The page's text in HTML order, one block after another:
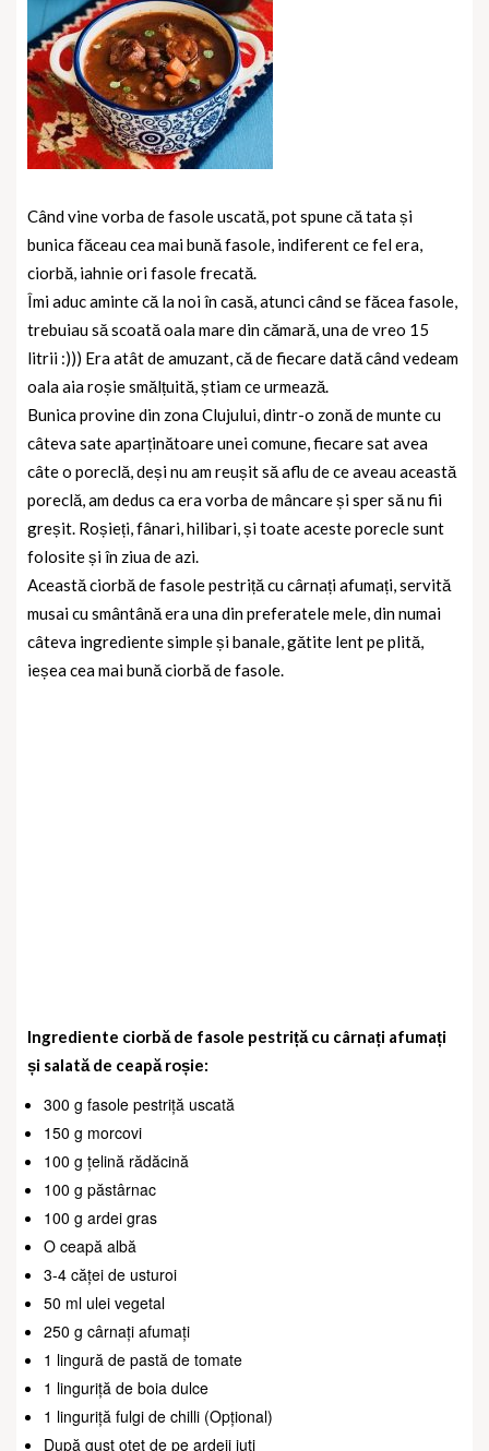
Când vine vorba de fasole uscată, pot spune că tata și
bunica făceau cea mai bună fasole, indiferent ce fel era,
ciorbă, iahnie ori fasole frecată.
Îmi aduc aminte că la noi în casă, atunci când se făcea fasole,
trebuiau să scoată oala mare din cămară, una de vreo 15
litrii :))) Era atât de amuzant, că de fiecare dată când vedeam
oala aia roșie smălțuită, știam ce urmează.
Bunica provine din zona Clujului, dintr-o zonă de munte cu
câteva sate aparținătoare unei comune, fiecare sat avea
câte o poreclă, deși nu am reușit să aflu de ce aveau această
poreclă, am dedus ca era vorba de mâncare și sper să nu fii
greșit. Roșieți, fânari, hilibari, și toate aceste porecle sunt
folosite și în ziua de azi.
Această ciorbă de fasole pestriță cu cârnați afumați, servită
musai cu smântână era una din preferatele mele, din numai
câteva ingrediente simple și banale, gătite lent pe plită,
ieșea cea mai bună ciorbă de fasole.
Ingrediente ciorbă de fasole pestriță cu cârnați afumați
și salată de ceapă roșie:
300 g fasole pestriță uscată
150 g morcovi
100 g țelină rădăcină
100 g păstârnac
100 g ardei gras
O ceapă albă
3-4 căței de usturoi
50 ml ulei vegetal
250 g cârnați afumați
1 lingură de pastă de tomate
1 linguriță de boia dulce
1 linguriță fulgi de chilli (Opțional)
După gust oțet de pe ardeii iuți